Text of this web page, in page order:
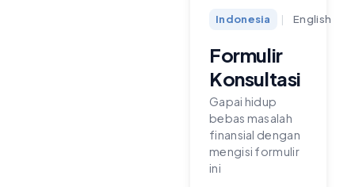
Formulir
Konsultasi
Gapai hidup
bebas masalah
finansial dengan
mengisi formulir
ini
Indonesia | English